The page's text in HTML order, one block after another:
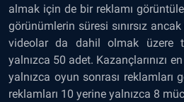
almak için de bir reklamı
görünümlerin süresi sınırsız
videolar da dahil olmak üzere
yalnızca 50 adet. Kazançlarınızı
yalnızca oyun sonrası reklamları
reklamları 10 yerine yalnızca 8